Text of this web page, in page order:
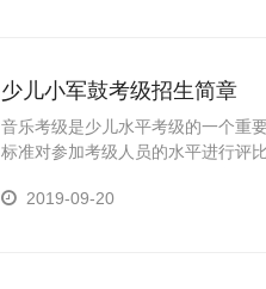
少儿小军鼓考级招生简章
音乐考级是少儿水平考级的一个重
标准对参加考级人员的水平进行评
野、陶冶情操、树立自信，增强目
2019-09-20